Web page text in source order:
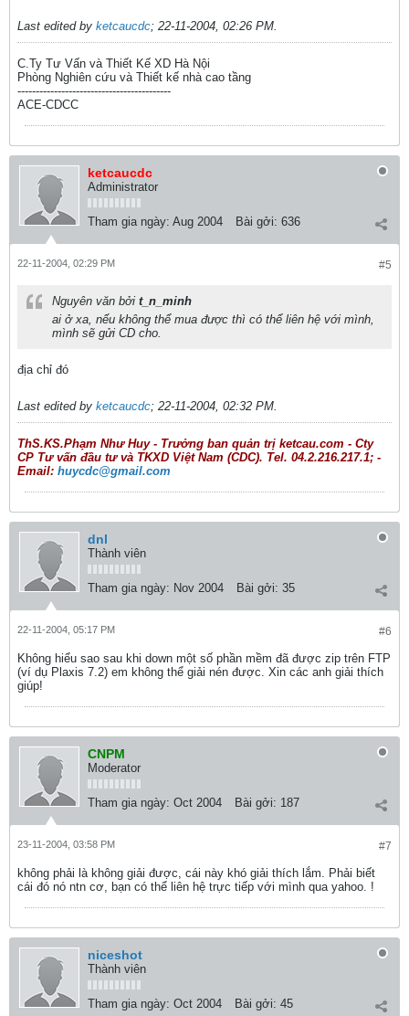
Last edited by ketcaucdc; 22-11-2004, 02:26 PM.
C.Ty Tư Vấn và Thiết Kế XD Hà Nội
Phòng Nghiên cứu và Thiết kế nhà cao tầng
------------------------------------------
ACE-CDCC
ketcaucdc
Administrator
Tham gia ngày: Aug 2004 Bài gởi: 636
#5
22-11-2004, 02:29 PM
Nguyên văn bởi t_n_minh
ai ở xa, nếu không thể mua được thì có thể liên hệ với mình,
mình sẽ gửi CD cho.
địa chỉ đó
Last edited by ketcaucdc; 22-11-2004, 02:32 PM.
ThS.KS.Phạm Như Huy - Trưởng ban quản trị ketcau.com - Cty
CP Tư vấn đầu tư và TKXD Việt Nam (CDC). Tel. 04.2.216.217.1; -
Email: huycdc@gmail.com
dnl
Thành viên
Tham gia ngày: Nov 2004 Bài gởi: 35
#6
22-11-2004, 05:17 PM
Không hiểu sao sau khi down một số phần mềm đã được zip trên FTP
(ví dụ Plaxis 7.2) em không thể giải nén được. Xin các anh giải thích
giúp!
CNPM
Moderator
Tham gia ngày: Oct 2004 Bài gởi: 187
#7
23-11-2004, 03:58 PM
không phải là không giải được, cái này khó giải thích lắm. Phải biết
cái đó nó ntn cơ, bạn có thể liên hệ trực tiếp với mình qua yahoo. !
niceshot
Thành viên
Tham gia ngày: Oct 2004 Bài gởi: 45